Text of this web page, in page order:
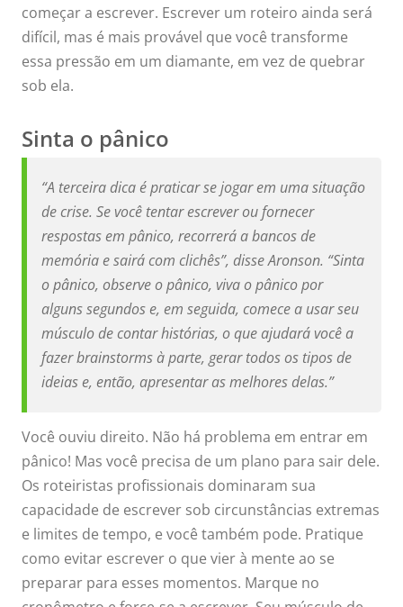
começar a escrever. Escrever um roteiro ainda será
difícil, mas é mais provável que você transforme
essa pressão em um diamante, em vez de quebrar
sob ela.
Sinta o pânico
“A terceira dica é praticar se jogar em uma situação
de crise. Se você tentar escrever ou fornecer
respostas em pânico, recorrerá a bancos de
memória e sairá com clichês”, disse Aronson. “Sinta
o pânico, observe o pânico, viva o pânico por
alguns segundos e, em seguida, comece a usar seu
músculo de contar histórias, o que ajudará você a
fazer brainstorms à parte, gerar todos os tipos de
ideias e, então, apresentar as melhores delas.”
Você ouviu direito. Não há problema em entrar em
pânico! Mas você precisa de um plano para sair dele.
Os roteiristas profissionais dominaram sua
capacidade de escrever sob circunstâncias extremas
e limites de tempo, e você também pode. Pratique
como evitar escrever o que vier à mente ao se
preparar para esses momentos. Marque no